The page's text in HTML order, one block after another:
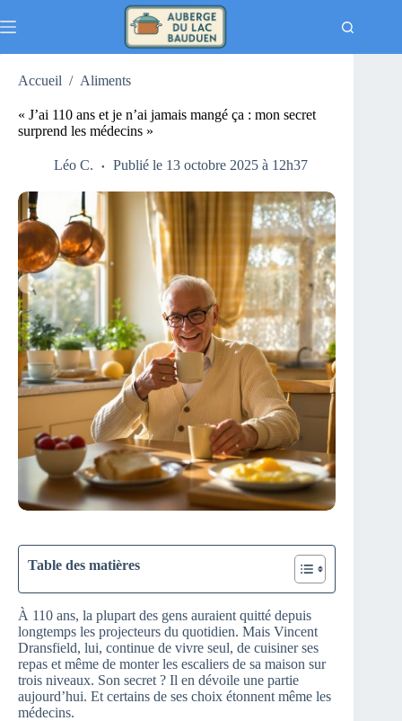
au
Accueil / Aliments
« J’ai 110 ans et je n’ai jamais mangé ça : mon secret
surprend les médecins »
Léo C. Publié le 13 octobre 2025 à 12h37
Table des matières
À 110 ans, la plupart des gens auraient quitté depuis
longtemps les projecteurs du quotidien. Mais Vincent
Dransfield, lui, continue de vivre seul, de cuisiner ses
repas et même de monter les escaliers de sa maison sur
trois niveaux. Son secret ? Il en dévoile une partie
aujourd’hui. Et certains de ses choix étonnent même les
médecins.